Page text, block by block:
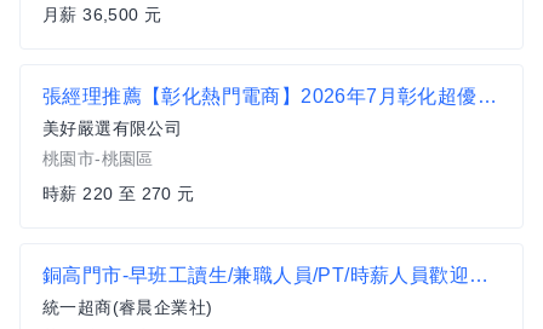
月薪 36,500 元
張經理推薦【彰化熱門電商】2026年7月彰化超優最高時薪270 夜班
美好嚴選有限公司
桃園市-桃園區
時薪 220 至 270 元
銅高門市-早班工讀生/兼職人員/PT/時薪人員歡迎來電037-760192
統一超商(睿晨企業社)